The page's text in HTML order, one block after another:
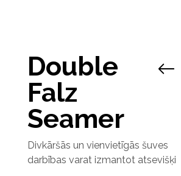
Double
Falz
Seamer
Divkāršās un vienvietīgās šuves
darbības varat izmantot atsevišķi